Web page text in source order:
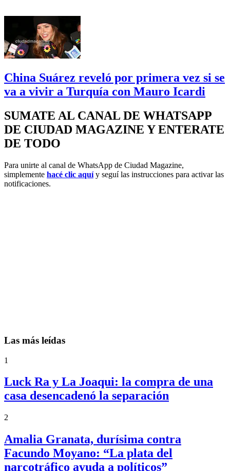
China Suárez reveló por primera vez si se
va a vivir a Turquía con Mauro Icardi
SUMATE AL CANAL DE WHATSAPP
DE CIUDAD MAGAZINE Y ENTERATE
DE TODO
Para unirte al canal de WhatsApp de Ciudad Magazine,
simplemente hacé clic aquíy seguí las instrucciones para activar las
notificaciones.
Las más leídas
1
Luck Ra y La Joaqui: la compra de una
casa desencadenó la separación
2
Amalia Granata, durísima contra
Facundo Moyano: “La plata del
narcotráfico ayuda a políticos”